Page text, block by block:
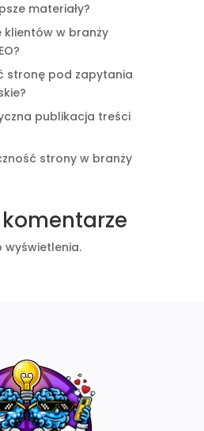
materiały?
klientów w branży
stronę pod zapytania
publikacja treści
strony w branży
wyświetlenia.